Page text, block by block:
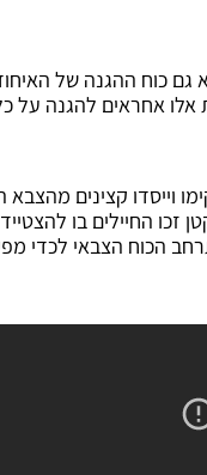
גם כוח ההגנה של
אחראים להגנה על
זכו החיילים בו
שהגיעו מארה"ב, צרפת, רוסיה ובריטניה. במאי 1976